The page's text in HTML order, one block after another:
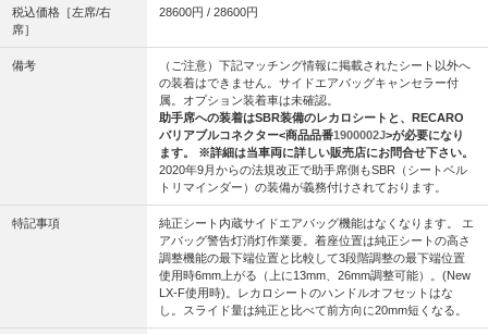
税込価格［左席/右
席］
28600円 / 28600円
備考
（ご注意）下記マッチング情報に掲載されたシート以外へ
の装着はできません。サイドエアバッグキャンセラー付
属。オプション装着車は未確認。
助手席への装着はSBR装備のレカロシートと、RECARO
バリアブルコネクター<商品品番1900002J>が必要になり
ます。 ※詳細は当車両に詳しい販売店にお問合せ下さい。
2020年9月からの法規改正で助手席側もSBR（シートベル
トリマインダー）の装備が義務付けされております。
特記事項
純正シート内蔵サイドエアバッグ機能はなくなります。 エ
アバッグ警告灯消灯作業要。着座位置は純正シートの高さ
調整機能の最下端位置と比較して3段階調整の最下端位置
使用時6mm上がる（上に13mm、26mm調整可能）。(New
LX-F使用時)。レカロシートのハンドルオフセットはな
し。スライド量は純正と比べて前方向に20mm短くなる。